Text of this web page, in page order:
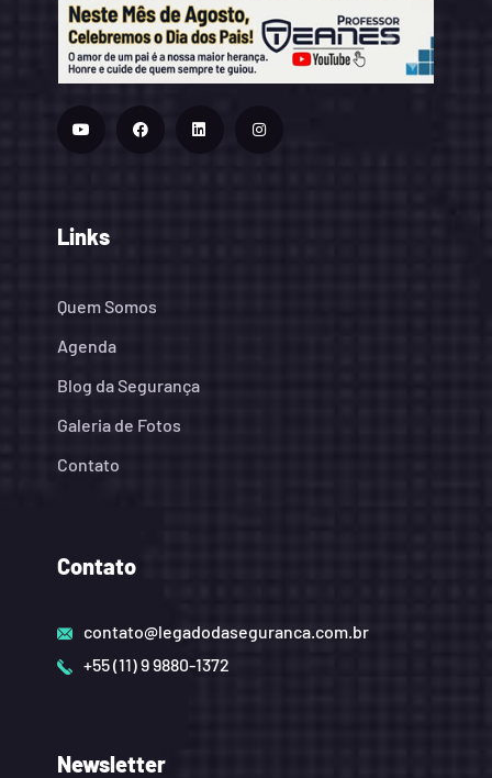
Links
Quem Somos
Agenda
Blog da Segurança
Galeria de Fotos
Contato
Contato
contato@legadodaseguranca.com.br
+55 (11) 9 9880-1372
Newsletter